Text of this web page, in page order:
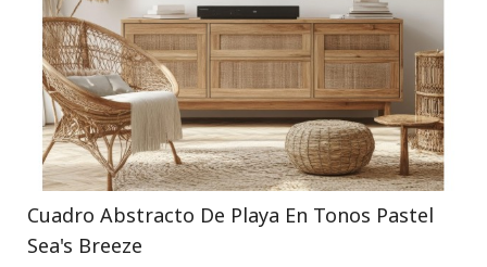
Cuadro Abstracto De Playa En Tonos Pastel
Sea's Breeze